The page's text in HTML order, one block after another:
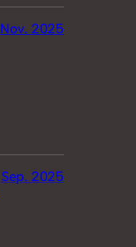
Nov. 2025
Sep. 2025